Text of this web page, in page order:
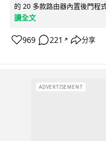
的 20 多款路由器內置後門程
讀全文
969 221 ↗ 分享
ADVERTISEMENT